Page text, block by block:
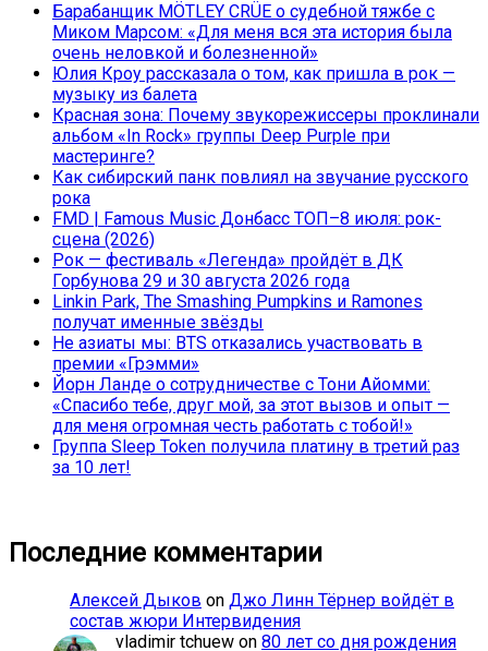
Барабанщик MÖTLEY CRÜE о судебной тяжбе с
Миком Марсом: «Для меня вся эта история была
очень неловкой и болезненной»
Юлия Кроу рассказала о том, как пришла в рок —
музыку из балета
Красная зона: Почему звукорежиссеры проклинали
альбом «In Rock» группы Deep Purple при
мастеринге?
Как сибирский панк повлиял на звучание русского
рока
FMD | Famous Music Донбасс ТОП–8 июля: рок-
сцена (2026)
Рок — фестиваль «Легенда» пройдёт в ДК
Горбунова 29 и 30 августа 2026 года
Linkin Park, The Smashing Pumpkins и Ramones
получат именные звёзды
Не азиаты мы: BTS отказались участвовать в
премии «Грэмми»
Йорн Ланде о сотрудничестве с Тони Айомми:
«Спасибо тебе, друг мой, за этот вызов и опыт —
для меня огромная честь работать с тобой!»
Группа Sleep Token получила платину в третий раз
за 10 лет!
Последние комментарии
Алексей Дыков on Джо Линн Тёрнер войдёт в
состав жюри Интервидения
vladimir tchuew on 80 лет со дня рождения